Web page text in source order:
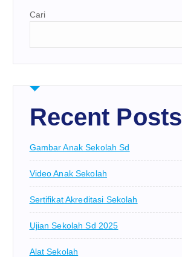
Cari
Recent Posts
Gambar Anak Sekolah Sd
Video Anak Sekolah
Sertifikat Akreditasi Sekolah
Ujian Sekolah Sd 2025
Alat Sekolah